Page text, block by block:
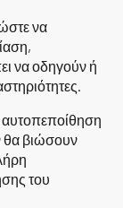
να
να οδηγούν ή
θα βιώσουν
του